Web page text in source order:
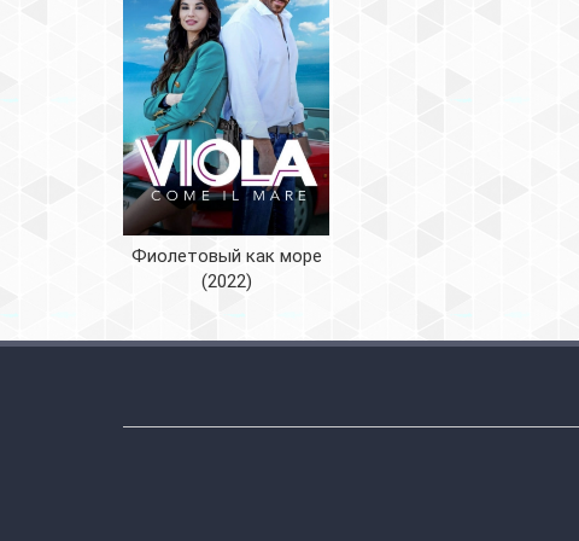
Фиолетовый как море
(2022)